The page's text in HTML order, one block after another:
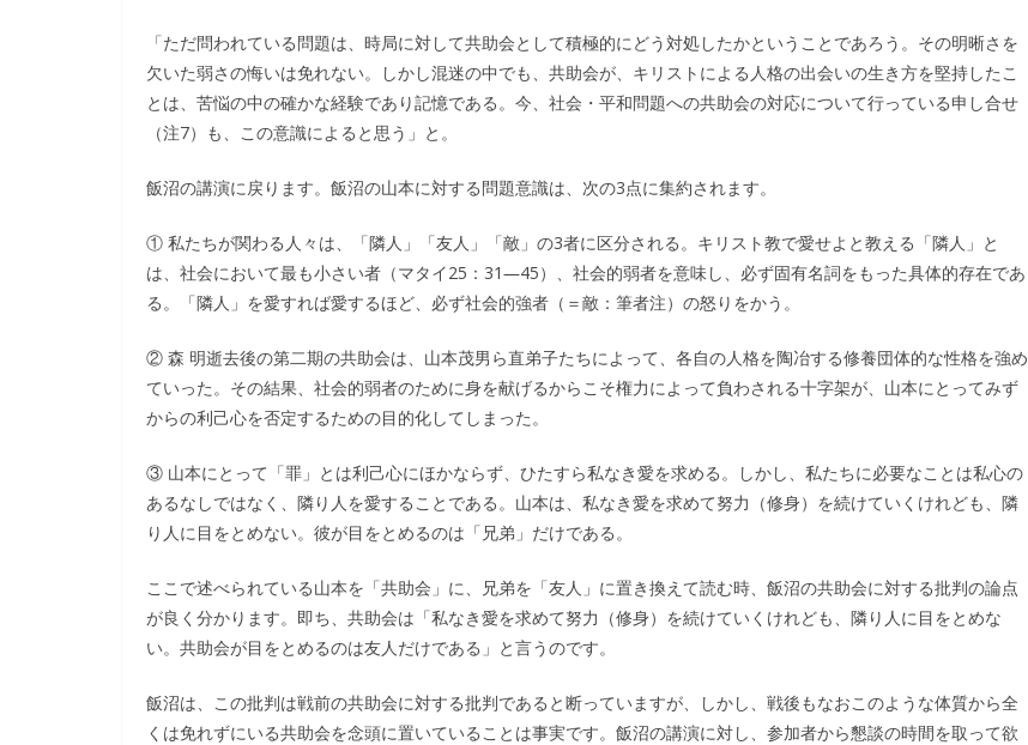
「ただ問われている問題は、時局に対して共助会として積極的にどう対処したかということであろう。その明晰さを
欠いた弱さの悔いは免れない。しかし混迷の中でも、共助会が、キリストによる人格の出会いの生き方を堅持したこ
とは、苦悩の中の確かな経験であり記憶である。今、社会・平和問題への共助会の対応について行っている申し合せ
（注7）も、この意識によると思う」と。
飯沼の講演に戻ります。飯沼の山本に対する問題意識は、次の3点に集約されます。
① 私たちが関わる人々は、「隣人」「友人」「敵」の3者に区分される。キリスト教で愛せよと教える「隣人」と
は、社会において最も小さい者（マタイ25：31―45）、社会的弱者を意味し、必ず固有名詞をもった具体的存在であ
る。「隣人」を愛すれば愛するほど、必ず社会的強者（＝敵：筆者注）の怒りをかう。
② 森 明逝去後の第二期の共助会は、山本茂男ら直弟子たちによって、各自の人格を陶冶する修養団体的な性格を強め
ていった。その結果、社会的弱者のために身を献げるからこそ権力によって負わされる十字架が、山本にとってみず
からの利己心を否定するための目的化してしまった。
③ 山本にとって「罪」とは利己心にほかならず、ひたすら私なき愛を求める。しかし、私たちに必要なことは私心の
あるなしではなく、隣り人を愛することである。山本は、私なき愛を求めて努力（修身）を続けていくけれども、隣
り人に目をとめない。彼が目をとめるのは「兄弟」だけである。
ここで述べられている山本を「共助会」に、兄弟を「友人」に置き換えて読む時、飯沼の共助会に対する批判の論点
が良く分かります。即ち、共助会は「私なき愛を求めて努力（修身）を続けていくけれども、隣り人に目をとめな
い。共助会が目をとめるのは友人だけである」と言うのです。
飯沼は、この批判は戦前の共助会に対する批判であると断っていますが、しかし、戦後もなおこのような体質から全
くは免れずにいる共助会を念頭に置いていることは事実です。飯沼の講演に対し、参加者から懇談の時間を取って欲